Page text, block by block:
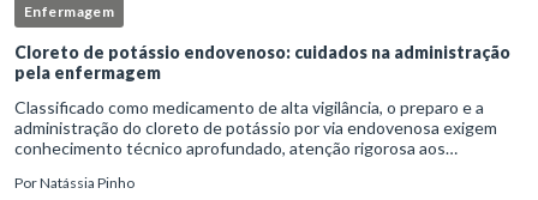
Enfermagem
Cloreto de potássio endovenoso: cuidados na administração
pela enfermagem
Classificado como medicamento de alta vigilância, o preparo e a
administração do cloreto de potássio por via endovenosa exigem
conhecimento técnico aprofundado, atenção rigorosa aos
enfermag
PorNatássia Pinho